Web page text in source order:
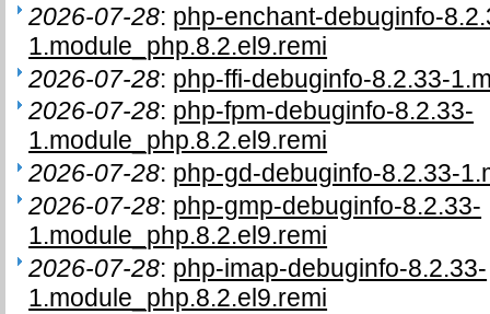
2026-07-28: php-enchant-debuginfo-
1.module_php.8.2.el9.remi
2026-07-28: php-ffi-debuginfo-8.2.33-
2026-07-28: php-fpm-debuginfo-8.2.33-
1.module_php.8.2.el9.remi
2026-07-28: php-gd-debuginfo-8.2.33-
2026-07-28: php-gmp-debuginfo-8.2.33-
1.module_php.8.2.el9.remi
2026-07-28: php-imap-debuginfo-8.2.33-
1.module_php.8.2.el9.remi